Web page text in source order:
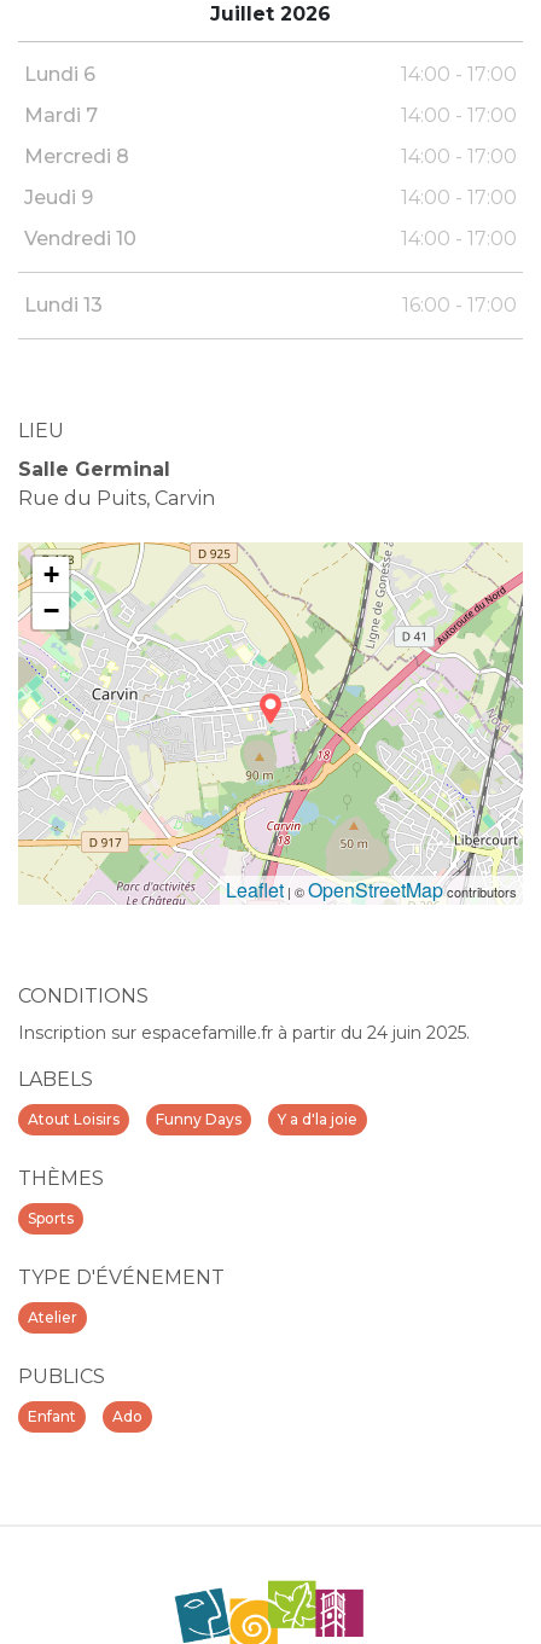
Juillet 2026
Lundi 6
14:00 - 17:00
Mardi 7
14:00 - 17:00
Mercredi 8
14:00 - 17:00
Jeudi 9
14:00 - 17:00
Vendredi 10
14:00 - 17:00
Lundi 13 16:00 - 17:00
LIEU
Salle Germinal
Rue du Puits, Carvin
+
−
Leaflet | ©OpenStreetMapcontributors
CONDITIONS
Inscription sur espacefamille.fr à partir du 24 juin 2025.
LABELS
Atout Loisirs Funny Days Y a d'la joie
THÈMES
Sports
TYPE D'ÉVÉNEMENT
Atelier
PUBLICS
Enfant Ado